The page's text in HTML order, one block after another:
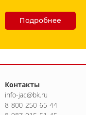
Подробнее
Контакты
info-jac@bk.ru
8-800-250-65-44